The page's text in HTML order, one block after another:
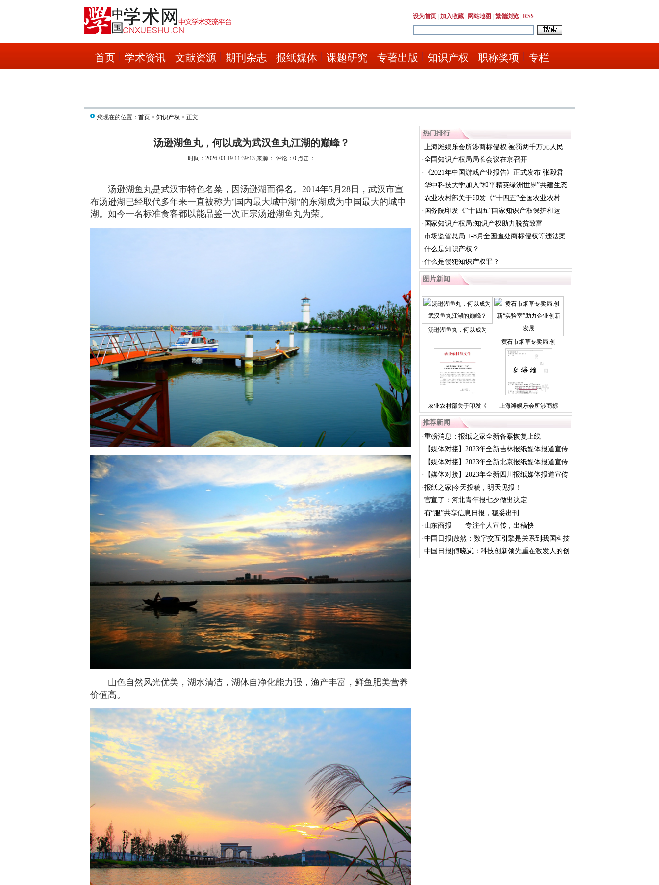
设为首页 加入收藏 网站地图 繁體浏览 RSS
首页 学术资讯 文献资源 期刊杂志 报纸媒体 课题研究 专著出版 知识产权 职称奖项 专栏
您现在的位置： 首页 > 知识产权 > 正文
汤逊湖鱼丸，何以成为武汉鱼丸江湖的巅峰？
时间：2026-03-19 11:39:13 来源： 评论： 0 点击：
汤逊湖鱼丸是武汉市特色名菜，因汤逊湖而得名。2014年5月28日，武汉市宣
布汤逊湖已经取代多年来一直被称为"国内最大城中湖"的东湖成为中国最大的城中
湖。如今一名标准食客都以能品鉴一次正宗汤逊湖鱼丸为荣。
山色自然风光优美，湖水清洁，湖体自净化能力强，渔产丰富，鲜鱼肥美营养
价值高。
热门排行
·上海滩娱乐会所涉商标侵权 被罚两千万元人民
币
·全国知识产权局局长会议在京召开
·
《2021年中国游戏产业报告》正式发布 张毅君
产...
·华中科技大学加入“和平精英绿洲世界”共建生态
计划
·农业农村部关于印发《“十四五”全国农业农村
信...
· 国务院印发《“十四五”国家知识产权保护和运
用...
· 国家知识产权局:知识产权助力脱贫致富
·市场监管总局:1-8月全国查处商标侵权等违法案
件...
·什么是知识产权？
·什么是侵犯知识产权罪？
图片新闻
汤逊湖鱼丸，何以成为
黄石市烟草专卖局:创
农业农村部关于印发《 上海滩娱乐会所涉商标
推荐新闻
·重磅消息：报纸之家全新备案恢复上线
·
【媒体对接】2023年全新吉林报纸媒体报道宣传
发...
·
【媒体对接】2023年全新北京报纸媒体报道宣传
发...
·
【媒体对接】2023年全新四川报纸媒体报道宣传
发...
·报纸之家|今天投稿，明天见报！
·官宣了：河北青年报七夕做出决定
·有“服”共享信息日报，稳妥出刊
· 山东商报——专注个人宣传，出稿快
·中国日报|敖然：数字交互引擎是关系到我国科技
竞...
·中国日报|傅晓岚：科技创新领先重在激发人的创